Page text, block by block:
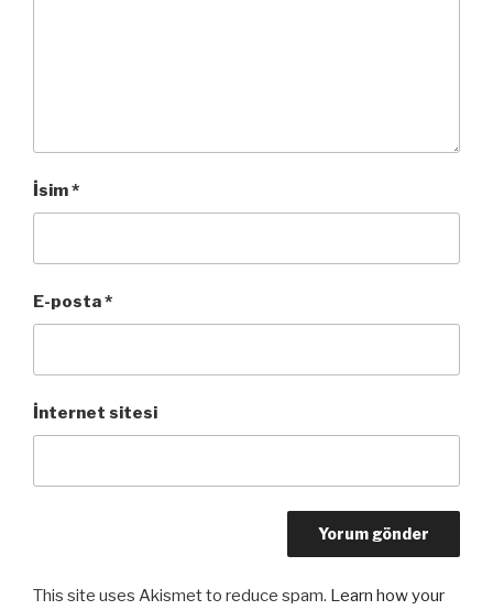
İsim*
E-posta*
İnternet sitesi
This site uses Akismet to reduce spam. Learn how your